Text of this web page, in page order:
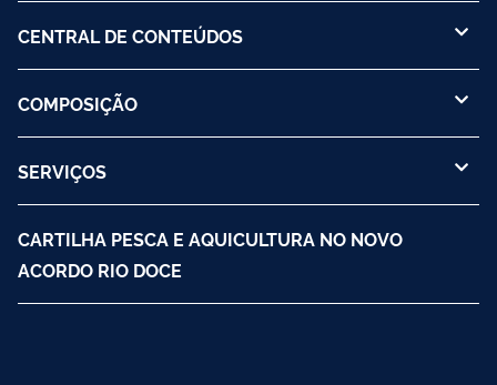
CENTRAL DE CONTEÚDOS
COMPOSIÇÃO
SERVIÇOS
CARTILHA PESCA E AQUICULTURA NO NOVO
ACORDO RIO DOCE